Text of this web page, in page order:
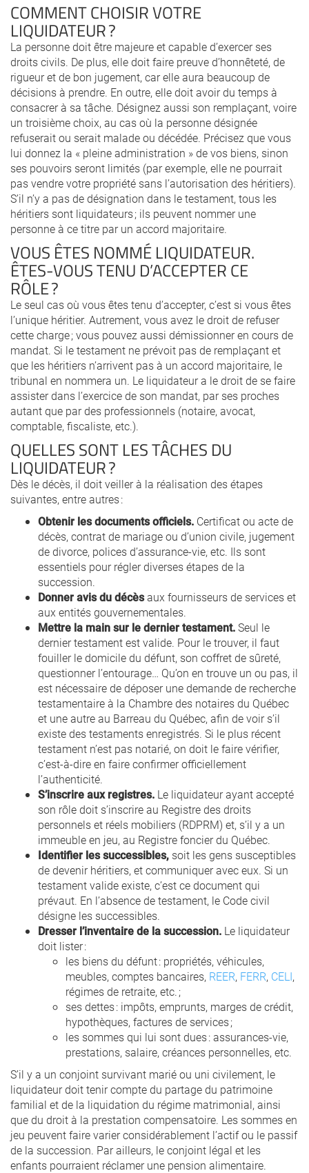
COMMENT CHOISIR VOTRE
LIQUIDATEUR ?
La personne doit être majeure et capable d’exercer ses
droits civils. De plus, elle doit faire preuve d’honnêteté, de
rigueur et de bon jugement, car elle aura beaucoup de
décisions à prendre. En outre, elle doit avoir du temps à
consacrer à sa tâche. Désignez aussi son remplaçant, voire
un troisième choix, au cas où la personne désignée
refuserait ou serait malade ou décédée. Précisez que vous
lui donnez la « pleine administration » de vos biens, sinon
ses pouvoirs seront limités (par exemple, elle ne pourrait
pas vendre votre propriété sans l’autorisation des héritiers).
S’il n’y a pas de désignation dans le testament, tous les
héritiers sont liquidateurs ; ils peuvent nommer une
personne à ce titre par un accord majoritaire.
VOUS ÊTES NOMMÉ LIQUIDATEUR.
ÊTES-VOUS TENU D’ACCEPTER CE
RÔLE ?
Le seul cas où vous êtes tenu d’accepter, c’est si vous êtes
l’unique héritier. Autrement, vous avez le droit de refuser
cette charge ; vous pouvez aussi démissionner en cours de
mandat. Si le testament ne prévoit pas de remplaçant et
que les héritiers n’arrivent pas à un accord majoritaire, le
tribunal en nommera un. Le liquidateur a le droit de se faire
assister dans l’exercice de son mandat, par ses proches
autant que par des professionnels (notaire, avocat,
comptable, fiscaliste, etc.).
QUELLES SONT LES TÂCHES DU
LIQUIDATEUR ?
Dès le décès, il doit veiller à la réalisation des étapes
suivantes, entre autres :
Obtenir les documents officiels. Certificat ou acte de
décès, contrat de mariage ou d’union civile, jugement
de divorce, polices d’assurance-vie, etc. Ils sont
essentiels pour régler diverses étapes de la
succession.
Donner avis du décèsaux fournisseurs de services et
aux entités gouvernementales.
Mettre la main sur le dernier testament.Seul le
dernier testament est valide. Pour le trouver, il faut
fouiller le domicile du défunt, son coffret de sûreté,
questionner l’entourage… Qu’on en trouve un ou pas, il
est nécessaire de déposer une demande de recherche
testamentaire à la Chambre des notaires du Québec
et une autre au Barreau du Québec, afin de voir s’il
existe des testaments enregistrés. Si le plus récent
testament n’est pas notarié, on doit le faire vérifier,
c’est-à-dire en faire confirmer officiellement
l’authenticité.
S’inscrire aux registres. Le liquidateur ayant accepté
son rôle doit s’inscrire au Registre des droits
personnels et réels mobiliers (RDPRM) et, s’il y a un
immeuble en jeu, au Registre foncier du Québec.
Identifier les successibles, soit les gens susceptibles
de devenir héritiers, et communiquer avec eux. Si un
testament valide existe, c’est ce document qui
prévaut. En l’absence de testament, le Code civil
désigne les successibles.
Dresser l’inventaire de la succession. Le liquidateur
doit lister :
les biens du défunt : propriétés, véhicules,
meubles, comptes bancaires, REER, FERR, CELI,
régimes de retraite, etc. ;
ses dettes : impôts, emprunts, marges de crédit,
hypothèques, factures de services ;
les sommes qui lui sont dues : assurances-vie,
prestations, salaire, créances personnelles, etc.
S’il y a un conjoint survivant marié ou uni civilement, le
liquidateur doit tenir compte du partage du patrimoine
familial et de la liquidation du régime matrimonial, ainsi
que du droit à la prestation compensatoire. Les sommes en
jeu peuvent faire varier considérablement l’actif ou le passif
de la succession. Par ailleurs, le conjoint légal et les
enfants pourraient réclamer une pension alimentaire.